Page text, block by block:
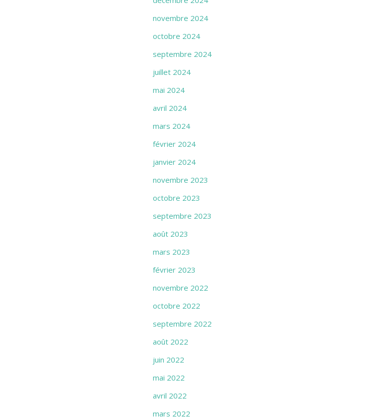
novembre 2024
octobre 2024
septembre 2024
juillet 2024
mai 2024
avril 2024
mars 2024
février 2024
janvier 2024
novembre 2023
octobre 2023
septembre 2023
août 2023
mars 2023
février 2023
novembre 2022
octobre 2022
septembre 2022
août 2022
juin 2022
mai 2022
avril 2022
mars 2022